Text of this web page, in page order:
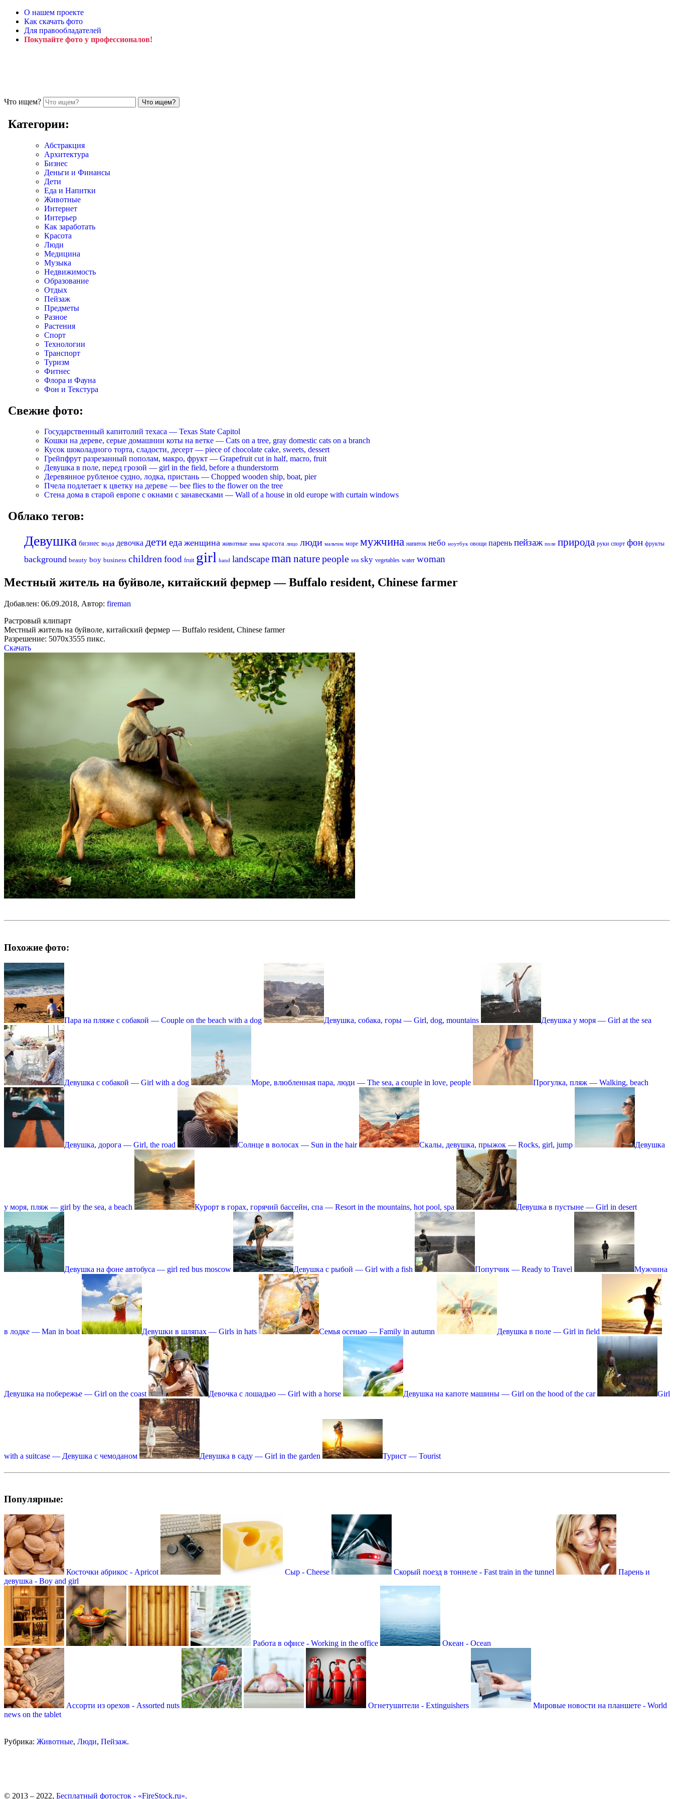
О нашем проекте
Как скачать фото
Для правообладателей
Покупайте фото у профессионалов!
Что ищем?
Категории:
Абстракция
Архитектура
Бизнес
Деньги и Финансы
Дети
Еда и Напитки
Животные
Интернет
Интерьер
Как заработать
Красота
Люди
Медицина
Музыка
Недвижимость
Образование
Отдых
Пейзаж
Предметы
Разное
Растения
Спорт
Технологии
Транспорт
Туризм
Фитнес
Флора и Фауна
Фон и Текстура
Свежие фото:
Государственный капитолий техаса — Texas State Capitol
Кошки на дереве, серые домашнии коты на ветке — Cats on a tree, gray domestic cats on a branch
Кусок шоколадного торта, сладости, десерт — piece of chocolate cake, sweets, dessert
Грейпфрут разрезанный пополам, макро, фрукт — Grapefruit cut in half, macro, fruit
Девушка в поле, перед грозой — girl in the field, before a thunderstorm
Деревянное рубленое судно, лодка, пристань — Chopped wooden ship, boat, pier
Пчела подлетает к цветку на дереве — bee flies to the flower on the tree
Стена дома в старой европе с окнами с занавесками — Wall of a house in old europe with curtain windows
Облако тегов:
Девушка бизнес вода девочка детиеда женщина животные зима красота лицо люди мальчик море мужчина напиток небо ноутбук овощи парень пейзаж поле природа руки спорт фон фрукты
background beauty boy business childrenfood fruit girl hand landscapeman naturepeople sea sky vegetables water woman
Местный житель на буйволе, китайский фермер — Buffalo resident, Chinese farmer
Добавлен: 06.09.2018, Автор: fireman
Растровый клипарт
Местный житель на буйволе, китайский фермер — Buffalo resident, Chinese farmer
Разрешение: 5070х3555 пикс.
Скачать
Похожие фото:
Пара на пляже с собакой — Couple on the beach with a dog Девушка, собака, горы — Girl, dog, mountains Девушка у моря — Girl at the sea
Девушка с собакой — Girl with a dog Море, влюбленная пара, люди — The sea, a couple in love, people Прогулка, пляж — Walking, beach
Девушка, дорога — Girl, the road Солнце в волосах — Sun in the hair Скалы, девушка, прыжок — Rocks, girl, jump Девушка
у моря, пляж — girl by the sea, a beach Курорт в горах, горячий бассейн, спа — Resort in the mountains, hot pool, spa Девушка в пустыне — Girl in desert
Девушка на фоне автобуса — girl red bus moscow Девушка с рыбой — Girl with a fish Попутчик — Ready to Travel Мужчина
в лодке — Man in boat Девушки в шляпах — Girls in hats Семья осенью — Family in autumn Девушка в поле — Girl in field
Девушка на побережье — Girl on the coast Девочка с лошадью — Girl with a horse Девушка на капоте машины — Girl on the hood of the car Girl
with a suitcase — Девушка с чемоданом Девушка в саду — Girl in the garden Турист — Tourist
Популярные:
Косточки абрикос - Apricot Сыр - Cheese Скорый поезд в тоннеле - Fast train in the tunnel
Парень и
девушка - Boy and girl
Работа в офисе - Working in the office Океан - Ocean
Ассорти из орехов - Assorted nuts Огнетушители - Extinguishers
Мировые новости на планшете - World
news on the tablet
Рубрика: Животные, Люди, Пейзаж.
© 2013 – 2022, Бесплатный фотосток - «FireStock.ru».